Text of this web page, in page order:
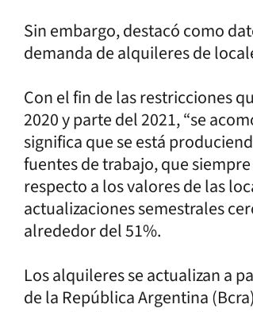
Sin embargo, destacó como
demanda de alquileres de
Con el fin de las restricciones
2020 y parte del 2021, “se
significa que se está
fuentes de trabajo, que
respecto a los valores de las
actualizaciones semestrales
alrededor del 51%.
Los alquileres se actualizan a
de la República Argentina